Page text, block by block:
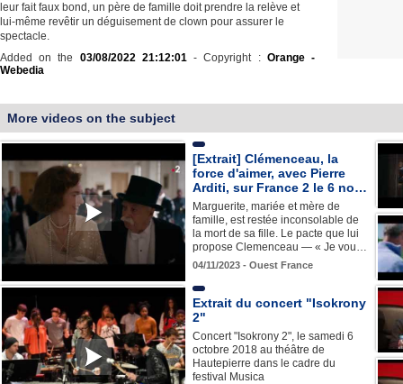
leur fait faux bond, un père de famille doit prendre la relève et
lui-même revêtir un déguisement de clown pour assurer le
spectacle.
Added on the 03/08/2022 21:12:01- Copyright : Orange -
Webedia
More videos on the subject
[Extrait] Clémenceau, la
force d'aimer, avec Pierre
Arditi, sur France 2 le 6 no…
Marguerite, mariée et mère de
famille, est restée inconsolable de
la mort de sa fille. Le pacte que lui
propose Clemenceau — « Je vou…
04/11/2023 - Ouest France
Extrait du concert "Isokrony
2"
Concert "Isokrony 2", le samedi 6
octobre 2018 au théâtre de
Hautepierre dans le cadre du
festival Musica